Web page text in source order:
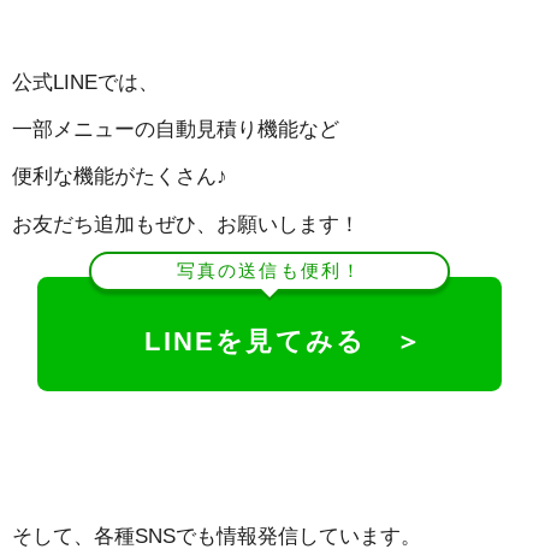
公式LINEでは、
一部メニューの自動見積り機能など
便利な機能がたくさん♪
お友だち追加もぜひ、お願いします！
写真の送信も便利！
LINEを見てみる ＞
そして、各種SNSでも情報発信しています。